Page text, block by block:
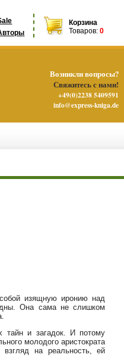
Корзина
Товаров: 0
изящную иронию над
Она сама не слишком
тайн и загадок. И потому
молодого аристократа
на реальность, ей
Возникли вопросы?
Свяжитесь с нами!
+49(0)2238 5409591
info@express-kniga.de